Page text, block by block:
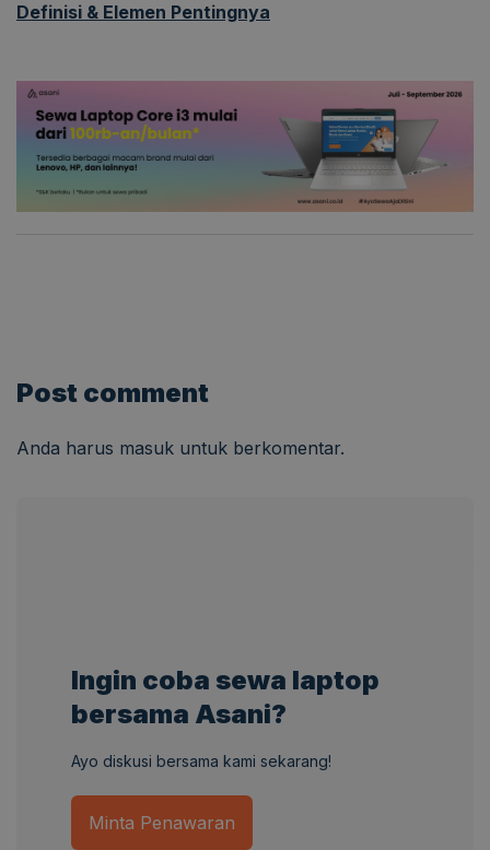
Definisi & Elemen Pentingnya
Post comment
Anda harus masuk untuk berkomentar.
Ingin coba sewa laptop
bersama Asani?
Ayo diskusi bersama kami sekarang!
Minta Penawaran